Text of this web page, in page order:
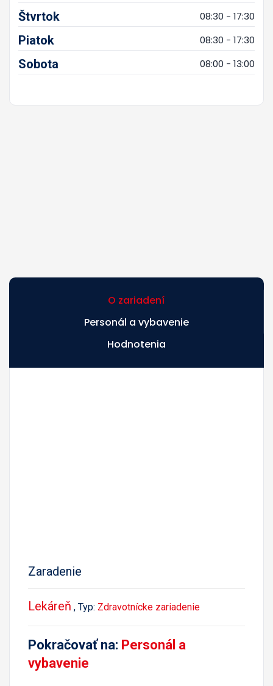
Štvrtok 08:30 - 17:30
Piatok 08:30 - 17:30
Sobota 08:00 - 13:00
O zariadení
Personál a vybavenie
Hodnotenia
Zaradenie
Lekáreň , Typ: Zdravotnícke zariadenie
Pokračovať na: Personál a
vybavenie